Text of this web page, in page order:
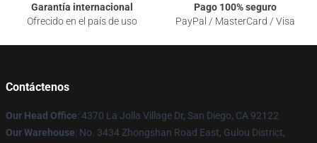
Garantía internacional
Ofrecido en el país de uso
Pago 100% seguro
PayPal / MasterCard / Visa
Contáctenos
Our Head Office: 4370 La Jolla Village Dr, San Diego, CA 92122
Our Warehouse: No. 3434 Zhongshan Road East, Gulou District,